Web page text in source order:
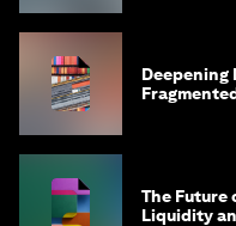
Deepening
The Future
Liquidity